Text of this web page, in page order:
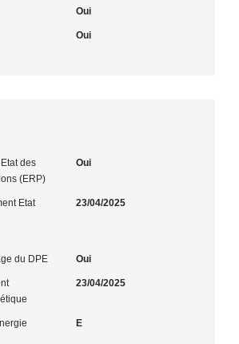
Oui
Oui
des
(ERP)
Oui
Etat
23/04/2025
du DPE Oui
23/04/2025
E